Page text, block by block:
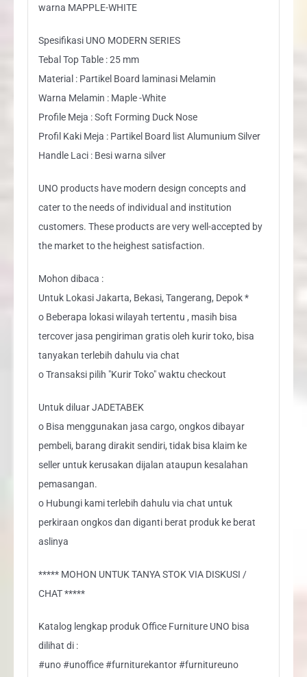
warna MAPPLE-WHITE
Spesifikasi UNO MODERN SERIES
Tebal Top Table : 25 mm
Material : Partikel Board laminasi Melamin
Warna Melamin : Maple -White
Profile Meja : Soft Forming Duck Nose
Profil Kaki Meja : Partikel Board list Alumunium Silver
Handle Laci : Besi warna silver
UNO products have modern design concepts and
cater to the needs of individual and institution
customers. These products are very well-accepted by
the market to the heighest satisfaction.
Mohon dibaca :
Untuk Lokasi Jakarta, Bekasi, Tangerang, Depok *
o Beberapa lokasi wilayah tertentu , masih bisa
tercover jasa pengiriman gratis oleh kurir toko, bisa
tanyakan terlebih dahulu via chat
o Transaksi pilih "Kurir Toko" waktu checkout
Untuk diluar JADETABEK
o Bisa menggunakan jasa cargo, ongkos dibayar
pembeli, barang dirakit sendiri, tidak bisa klaim ke
seller untuk kerusakan dijalan ataupun kesalahan
pemasangan.
o Hubungi kami terlebih dahulu via chat untuk
perkiraan ongkos dan diganti berat produk ke berat
aslinya
***** MOHON UNTUK TANYA STOK VIA DISKUSI /
CHAT *****
Katalog lengkap produk Office Furniture UNO bisa
dilihat di :
#uno #unoffice #furniturekantor #furnitureuno